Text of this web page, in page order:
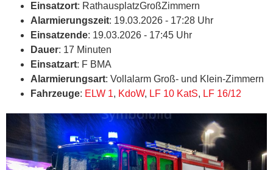
Einsatzort: RathausplatzGroßZimmern
Alarmierungszeit: 19.03.2026 - 17:28 Uhr
Einsatzende: 19.03.2026 - 17:45 Uhr
Dauer: 17 Minuten
Einsatzart: F BMA
Alarmierungsart: Vollalarm Groß- und Klein-Zimmern
Fahrzeuge: ELW 1, KdoW, LF 10 KatS, LF 16/12